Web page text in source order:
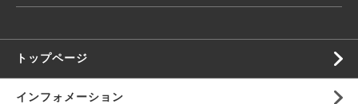
トップページ
インフォメーション